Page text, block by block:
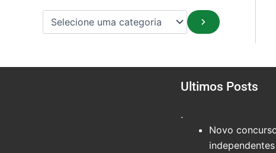
Ultimos Posts
.
Novo